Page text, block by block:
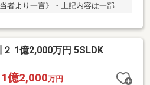
者より一言》・上記内容は一部の
なってお確かめください。ご案
りますので、お気軽にお問い合わ
ちしております。建物契約不適合
1億2,000万円 5SLDK
1億2,000万円